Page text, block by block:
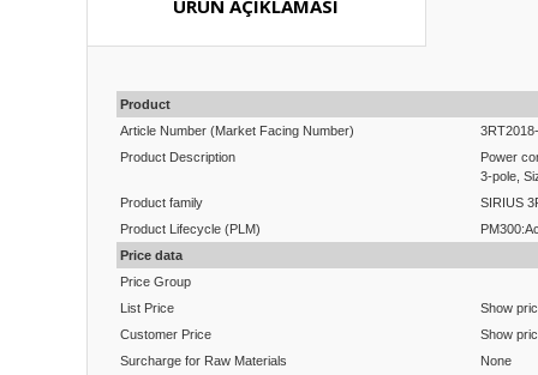
ÜRÜN AÇIKLAMASI
Product
Article Number (Market Facing Number)
Product Description
Power
3-pole,
Product family
SIRIUS
Product Lifecycle (PLM)
Price data
Price Group
List Price
Show
Customer Price
Show
Surcharge for Raw Materials
None